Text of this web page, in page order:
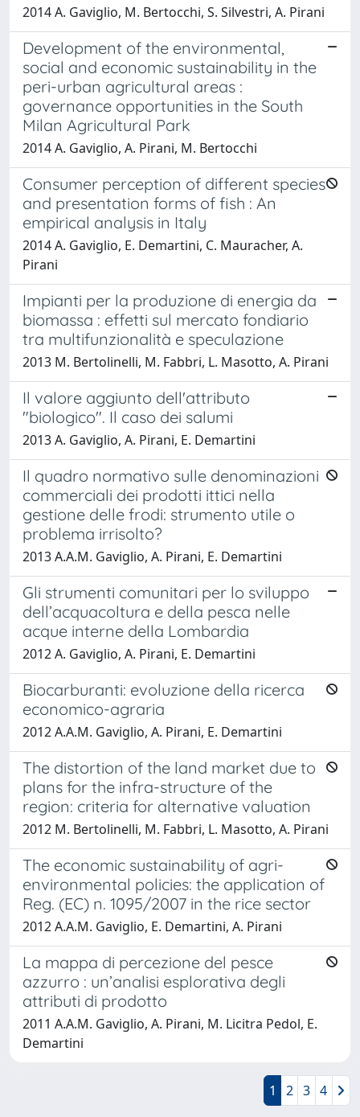
2014 A. Gaviglio, M. Bertocchi, S. Silvestri, A. Pirani
Development of the environmental,
social and economic sustainability in the
peri-urban agricultural areas :
governance opportunities in the South
Milan Agricultural Park
2014 A. Gaviglio, A. Pirani, M. Bertocchi
Consumer perception of different species
and presentation forms of fish : An
empirical analysis in Italy
2014 A. Gaviglio, E. Demartini, C. Mauracher, A.
Pirani
Impianti per la produzione di energia da
biomassa : effetti sul mercato fondiario
tra multifunzionalità e speculazione
2013 M. Bertolinelli, M. Fabbri, L. Masotto, A. Pirani
Il valore aggiunto dell'attributo
"biologico". Il caso dei salumi
2013 A. Gaviglio, A. Pirani, E. Demartini
Il quadro normativo sulle denominazioni
commerciali dei prodotti ittici nella
gestione delle frodi: strumento utile o
problema irrisolto?
2013 A.A.M. Gaviglio, A. Pirani, E. Demartini
Gli strumenti comunitari per lo sviluppo
dell’acquacoltura e della pesca nelle
acque interne della Lombardia
2012 A. Gaviglio, A. Pirani, E. Demartini
Biocarburanti: evoluzione della ricerca
economico-agraria
2012 A.A.M. Gaviglio, A. Pirani, E. Demartini
The distortion of the land market due to
plans for the infra-structure of the
region: criteria for alternative valuation
2012 M. Bertolinelli, M. Fabbri, L. Masotto, A. Pirani
The economic sustainability of agri-
environmental policies: the application of
Reg. (EC) n. 1095/2007 in the rice sector
2012 A.A.M. Gaviglio, E. Demartini, A. Pirani
La mappa di percezione del pesce
azzurro : un’analisi esplorativa degli
attributi di prodotto
2011 A.A.M. Gaviglio, A. Pirani, M. Licitra Pedol, E.
Demartini
1 2 3 4